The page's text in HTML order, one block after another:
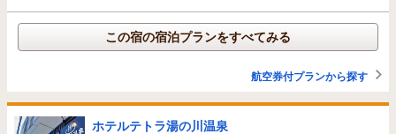
この宿の宿泊プランをすべてみる
航空券付プランから探す
ホテルテトラ湯の川温泉